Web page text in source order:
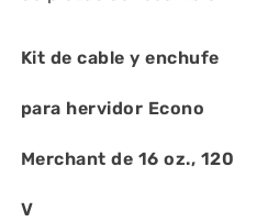
Kit de cable y enchufe
para hervidor Econo
Merchant de 16 oz., 120
V